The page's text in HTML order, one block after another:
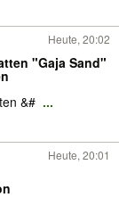
Heute, 20:02
"Gaja Sand"
&# ...
Heute, 20:01